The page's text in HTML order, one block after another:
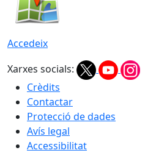
Accedeix
Xarxes socials:
Crèdits
Contactar
Protecció de dades
Avís legal
Accessibilitat